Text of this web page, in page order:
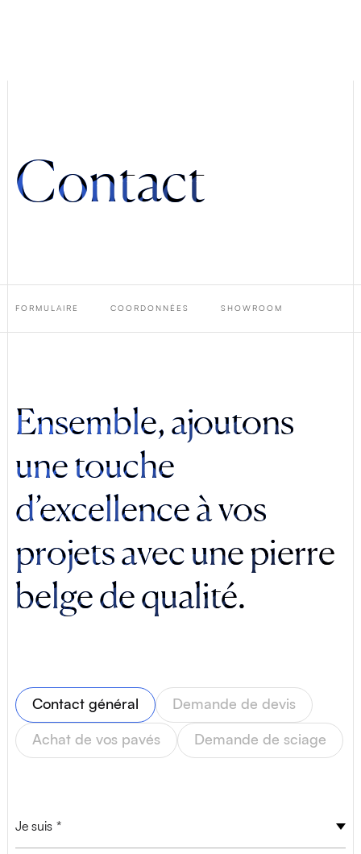
+32(0)4 278 73 25
info@van-dijck.be
Contact
FORMULAIRE COORDONNÉES SHOWROOM
Ensemble, ajoutons
une touche
d’excellence à vos
projets avec une pierre
belge de qualité.
Contact général Demande de devis
Achat de vos pavés Demande de sciage
Profil
Je suis